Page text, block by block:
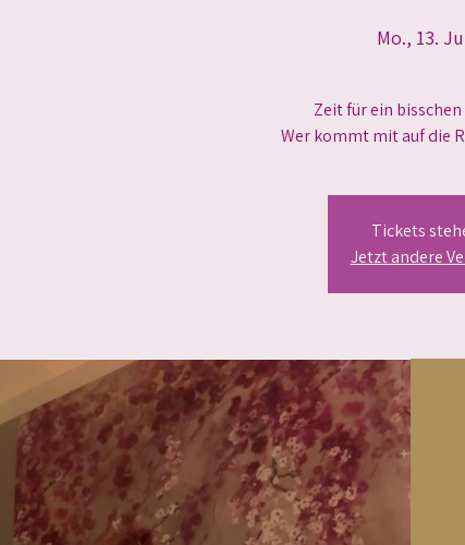
Mo., 13.
Zeit für ein
Wer kommt mit auf die
Tickets
Jetzt andere